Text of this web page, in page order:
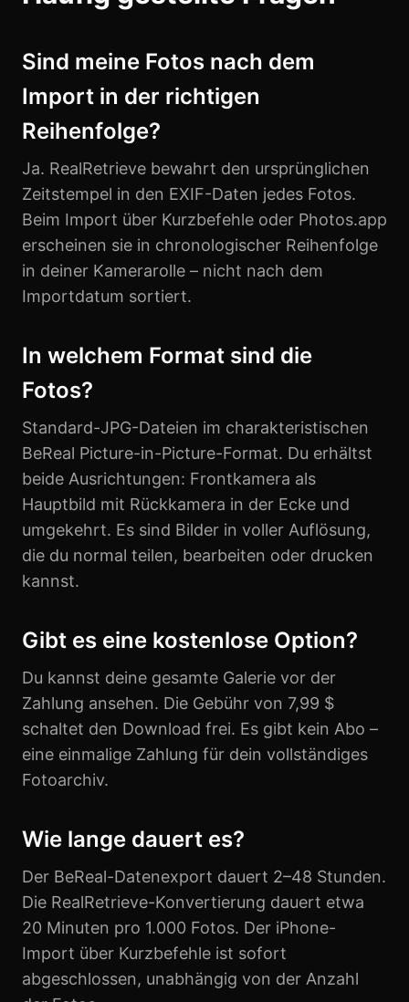
Sind meine Fotos nach dem
Import in der richtigen
Reihenfolge?
Ja. RealRetrieve bewahrt den ursprünglichen
Zeitstempel in den EXIF-Daten jedes Fotos.
Beim Import über Kurzbefehle oder Photos.app
erscheinen sie in chronologischer Reihenfolge
in deiner Kamerarolle – nicht nach dem
Importdatum sortiert.
In welchem Format sind die
Fotos?
Standard-JPG-Dateien im charakteristischen
BeReal Picture-in-Picture-Format. Du erhältst
beide Ausrichtungen: Frontkamera als
Hauptbild mit Rückkamera in der Ecke und
umgekehrt. Es sind Bilder in voller Auflösung,
die du normal teilen, bearbeiten oder drucken
kannst.
Gibt es eine kostenlose Option?
Du kannst deine gesamte Galerie vor der
Zahlung ansehen. Die Gebühr von 7,99 $
schaltet den Download frei. Es gibt kein Abo –
eine einmalige Zahlung für dein vollständiges
Fotoarchiv.
Wie lange dauert es?
Der BeReal-Datenexport dauert 2–48 Stunden.
Die RealRetrieve-Konvertierung dauert etwa
20 Minuten pro 1.000 Fotos. Der iPhone-
Import über Kurzbefehle ist sofort
abgeschlossen, unabhängig von der Anzahl